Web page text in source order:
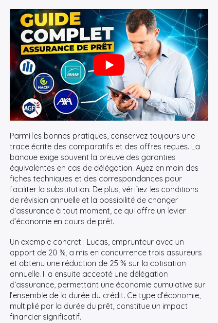
Parmi les bonnes pratiques, conservez toujours une
trace écrite des comparatifs et des offres reçues. La
banque exige souvent la preuve des garanties
équivalentes en cas de délégation. Ayez en main des
fiches techniques et des correspondances pour
faciliter la substitution. De plus, vérifiez les conditions
de révision annuelle et la possibilité de changer
d’assurance à tout moment, ce qui offre un levier
d’économie en cours de prêt.
Un exemple concret : Lucas, emprunteur avec un
apport de 20 %, a mis en concurrence trois assureurs
et obtenu une réduction de 25 % sur la cotisation
annuelle. Il a ensuite accepté une délégation
d’assurance, permettant une économie cumulative sur
l’ensemble de la durée du crédit. Ce type d’économie,
multiplié par la durée du prêt, constitue un impact
financier significatif.